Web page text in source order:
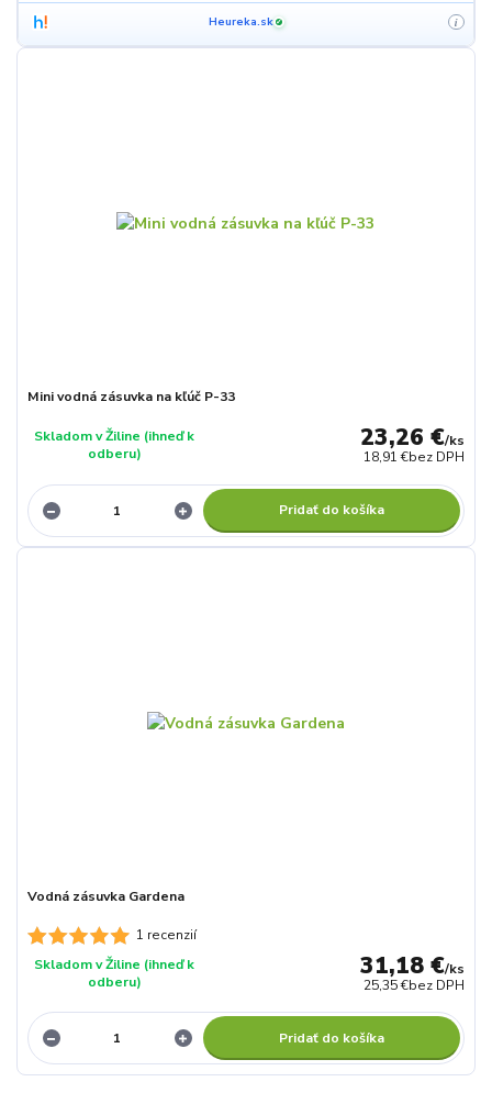
Heureka.sk ✓ i
Mini vodná zásuvka na kľúč P-33
23,26 €/ks
18,91 €bez DPH
Skladom v Žiline (ihneď k
odberu)
Pridať do košíka
1 recenzií
Vodná zásuvka Gardena
31,18 €/ks
25,35 €bez DPH
Skladom v Žiline (ihneď k
odberu)
Pridať do košíka